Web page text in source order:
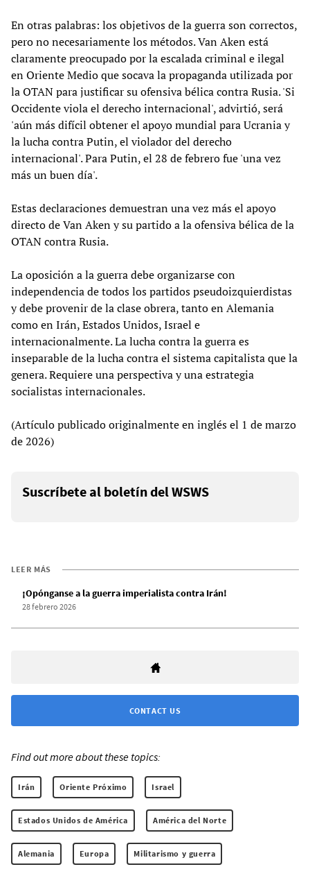
En otras palabras: los objetivos de la guerra son correctos,
pero no necesariamente los métodos. Van Aken está
claramente preocupado por la escalada criminal e ilegal
en Oriente Medio que socava la propaganda utilizada por
la OTAN para justificar su ofensiva bélica contra Rusia. 'Si
Occidente viola el derecho internacional', advirtió, será
'aún más difícil obtener el apoyo mundial para Ucrania y
la lucha contra Putin, el violador del derecho
internacional'. Para Putin, el 28 de febrero fue 'una vez
más un buen día'.
Estas declaraciones demuestran una vez más el apoyo
directo de Van Aken y su partido a la ofensiva bélica de la
OTAN contra Rusia.
La oposición a la guerra debe organizarse con
independencia de todos los partidos pseudoizquierdistas
y debe provenir de la clase obrera, tanto en Alemania
como en Irán, Estados Unidos, Israel e
internacionalmente. La lucha contra la guerra es
inseparable de la lucha contra el sistema capitalista que la
genera. Requiere una perspectiva y una estrategia
socialistas internacionales.
(Artículo publicado originalmente en inglés el 1 de marzo
de 2026)
Suscríbete al boletín del WSWS
LEER MÁS
¡Opónganse a la guerra imperialista contra Irán!
28 febrero 2026
CONTACT US
Find out more about these topics:
Irán Oriente Próximo Israel
Estados Unidos de América América del Norte
Alemania Europa Militarismo y guerra